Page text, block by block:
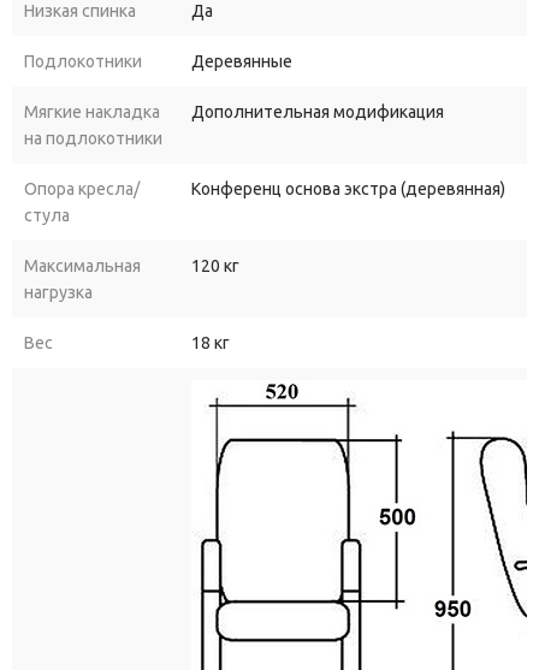
Низкая спинка Да
Подлокотники Деревянные
Мягкие накладка
на подлокотники
Дополнительная модификация
Опора кресла/
стула
Конференц основа экстра (деревянная)
Максимальная
нагрузка
120 кг
Вес 18 кг